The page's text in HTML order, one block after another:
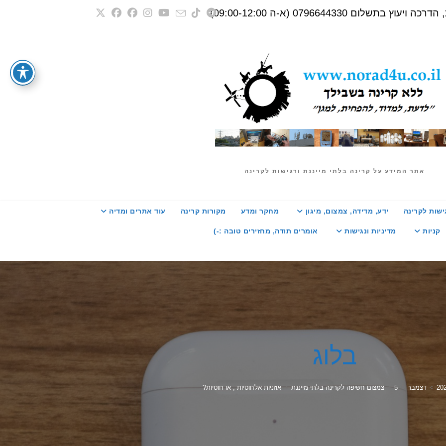
0796644330 (א-ה 09:00-12:00)
אתר המידע על קרינה בלתי מייננת ורגישות לקרינה
לקרינה ידע, מדידה, צמצום, מיגון מחקר ומדע מקורות קרינה עוד אתרים ומדיה
קניות מדיניות ונגישות אומרים תודה, מחזירים טובה :-)
בלוג
> דצמבר 5 צמצום חשיפה לקרינה בלתי מייננת > אוזניות אלחוטיות , או חוטיות?